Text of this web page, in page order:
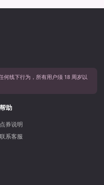
何线下行为，所有用户须 18 周岁以
帮助
点券说明
联系客服